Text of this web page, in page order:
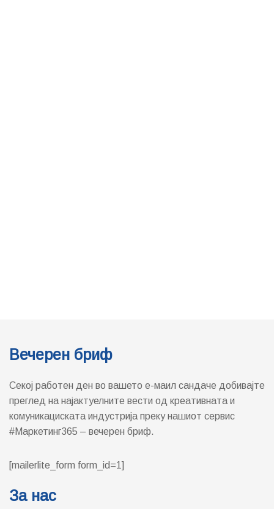
Вечерен бриф
Секој работен ден во вашето е-маил сандаче добивајте
преглед на најактуелните вести од креативната и
комуникациската индустрија преку нашиот сервис
#Маркетинг365 – вечерен бриф.
[mailerlite_form form_id=1]
За нас